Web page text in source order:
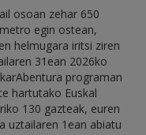
osoan zehar 650
egin ostean,
helmugara iritsi ziren
31ean 2026ko
programan
hartutako Euskal
130 gazteak, euren
uztailaren 1ean abiatu